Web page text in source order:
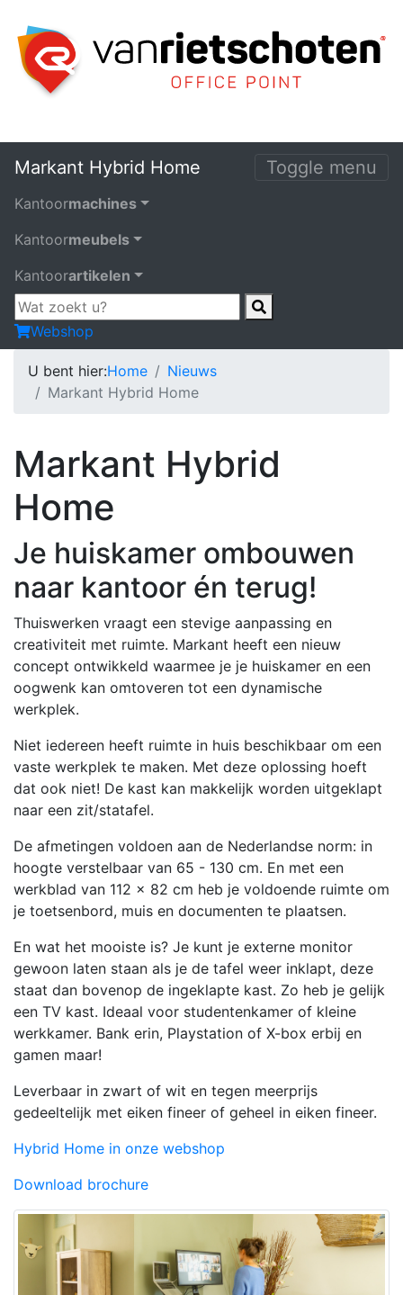
Markant Hybrid Home Toggle menu
Kantoormachines
Kantoormeubels
Kantoorartikelen
Webshop
U bent hier:Home
Nieuws
Markant Hybrid Home
Markant Hybrid
Home
Je huiskamer ombouwen
naar kantoor én terug!
Thuiswerken vraagt een stevige aanpassing en
creativiteit met ruimte. Markant heeft een nieuw
concept ontwikkeld waarmee je je huiskamer en een
oogwenk kan omtoveren tot een dynamische
werkplek.
Niet iedereen heeft ruimte in huis beschikbaar om een
vaste werkplek te maken. Met deze oplossing hoeft
dat ook niet! De kast kan makkelijk worden uitgeklapt
naar een zit/statafel.
De afmetingen voldoen aan de Nederlandse norm: in
hoogte verstelbaar van 65 - 130 cm. En met een
werkblad van 112 x 82 cm heb je voldoende ruimte om
je toetsenbord, muis en documenten te plaatsen.
En wat het mooiste is? Je kunt je externe monitor
gewoon laten staan als je de tafel weer inklapt, deze
staat dan bovenop de ingeklapte kast. Zo heb je gelijk
een TV kast. Ideaal voor studentenkamer of kleine
werkkamer. Bank erin, Playstation of X-box erbij en
gamen maar!
Leverbaar in zwart of wit en tegen meerprijs
gedeeltelijk met eiken fineer of geheel in eiken fineer.
Hybrid Home in onze webshop
Download brochure